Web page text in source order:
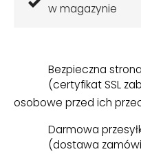
w magazynie
Bezpieczna strona
(certyfikat SSL
osobowe przed ich
Darmowa
(dostawa